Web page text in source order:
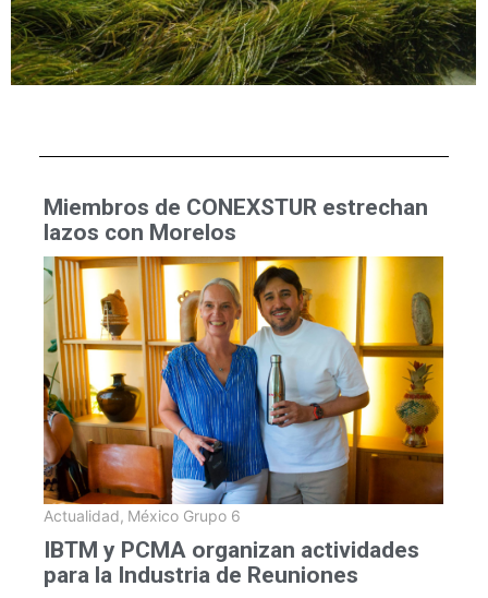
Miembros de CONEXSTUR estrechan
lazos con Morelos
Actualidad, México Grupo 6
IBTM y PCMA organizan actividades
para la Industria de Reuniones